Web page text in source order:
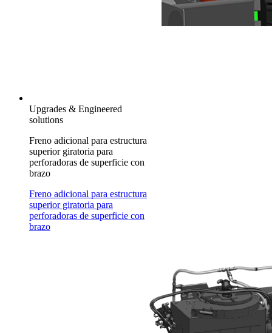
Upgrades & Engineered
solutions
Freno adicional para estructura
superior giratoria para
perforadoras de superficie con
brazo
Freno adicional para estructura
superior giratoria para
perforadoras de superficie con
brazo